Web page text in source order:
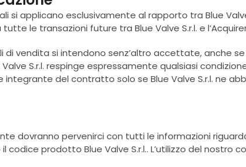
si applicano esclusivamente al rapporto tra Blue
le transazioni future tra Blue Valve S.r.l. e
di vendita si intendono senz’altro accettate, anche
Valve S.r.l. respinge espressamente qualsiasi
integrante del contratto solo se Blue Valve S.r.l. ne
dovranno pervenirci con tutti le informazioni
codice prodotto Blue Valve S.r.l.. L’utilizzo del